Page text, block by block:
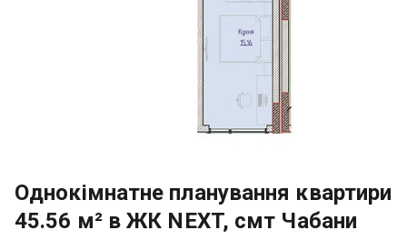
Однокімнатне планування квартири
45.56 м² в ЖК NEXT, смт Чабани